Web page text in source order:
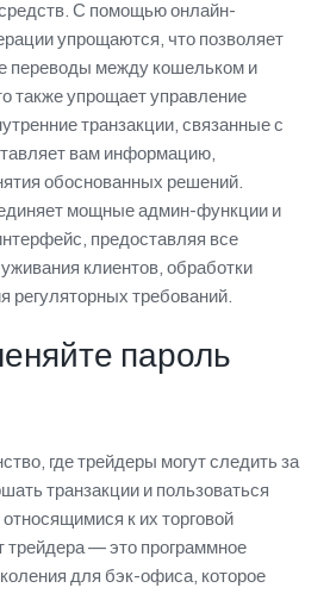
средств. С помощью онлайн-
упрощаются, что позволяет
переводы между кошельком и
также упрощает управление
транзакции, связанные с
вам информацию,
обоснованных решений.
мощные админ-функции и
предоставляя все
клиентов, обработки
регуляторных требований.
пароль
где трейдеры могут следить за
транзакции и пользоваться
к их торговой
трейдера — это программное
для бэк-офиса, которое